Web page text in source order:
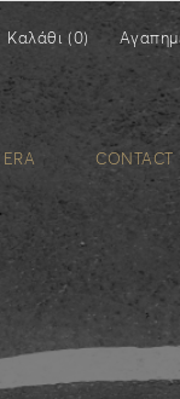
Καλάθι (0)
CONTACT